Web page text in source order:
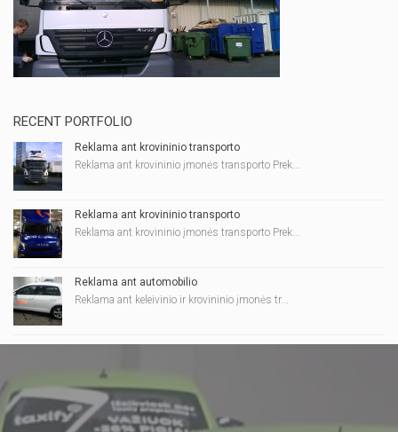
RECENT PORTFOLIO
Reklama ant krovininio transporto
Reklama ant krovininio įmonės transporto Prek...
Reklama ant krovininio transporto
Reklama ant krovininio įmonės transporto Prek...
Reklama ant automobilio
Reklama ant keleivinio ir krovininio įmonės tr...